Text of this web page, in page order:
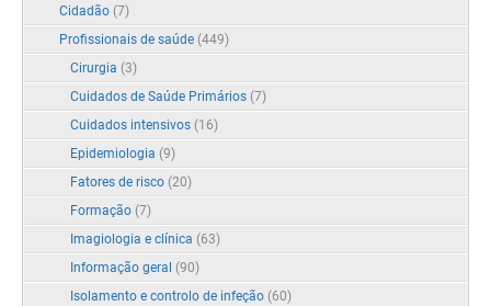
Cidadão (7)
Profissionais de saúde (449)
Cirurgia (3)
Cuidados de Saúde Primários (7)
Cuidados intensivos (16)
Epidemiologia (9)
Fatores de risco (20)
Formação (7)
Imagiologia e clínica (63)
Informação geral (90)
Isolamento e controlo de infeção (60)